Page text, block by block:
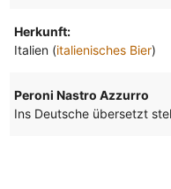
Herkunft:
Italien (italienisches Bier)
Peroni Nastro Azzurro
Ins Deutsche übersetzt